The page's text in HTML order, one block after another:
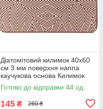
Діатомітовий килимок 40x60
см 3 мм поверхня наппа
каучукова основа Килимок
для ванної 40x60 см
антиковзний
Готово до відправки 44 од.
145 ₴ 260 ₴